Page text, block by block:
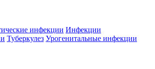
инфекции Инфекции
Туберкулез Урогенитальные инфекции